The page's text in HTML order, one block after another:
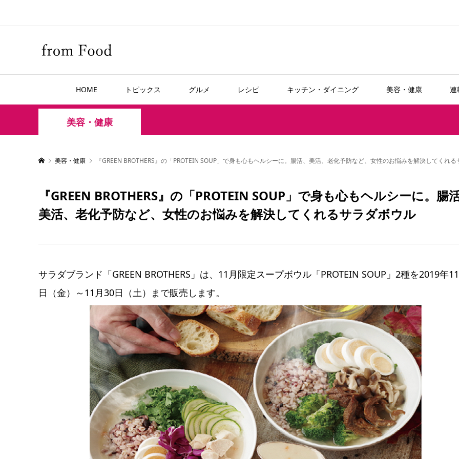
HOME トピックス グルメ レシピ キッチン・ダイニング 美容・健康 連
美容・健康
美容・健康 『GREEN BROTHERS』の「PROTEIN SOUP」で身も心もヘルシーに。腸活、美活、老化予防など、女性のお悩みを解決してくれ
『GREEN BROTHERS』の「PROTEIN SOUP」で身も心もヘルシーに。腸
美活、老化予防など、女性のお悩みを解決してくれるサラダボウル
サラダブランド「GREEN BROTHERS」は、11月限定スープボウル「PROTEIN SOUP」2種を2019年
日（金）～11月30日（土）まで販売します。